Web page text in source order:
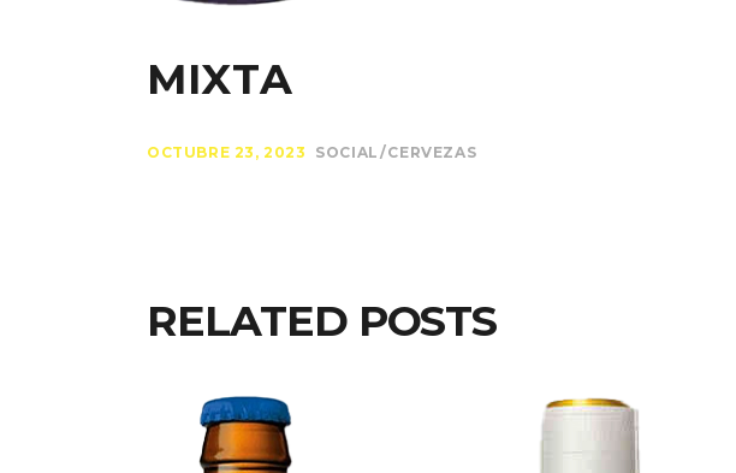
MIXTA
OCTUBRE 23, 2023 SOCIAL CERVEZAS
RELATED POSTS